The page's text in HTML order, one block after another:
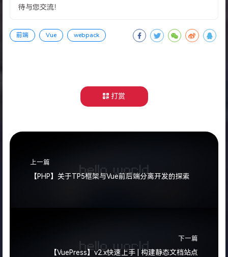
待与您交流！
前端 Vue webpack
打赏
上一篇
【PHP】关于TP5框架与Vue前后端分离开发的探索
下一篇
【VuePress】v2.x快速上手 | 构建静态文档站点